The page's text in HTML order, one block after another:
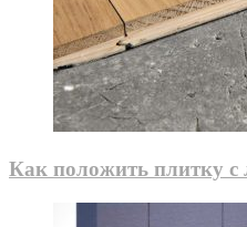
Как положить плитку с